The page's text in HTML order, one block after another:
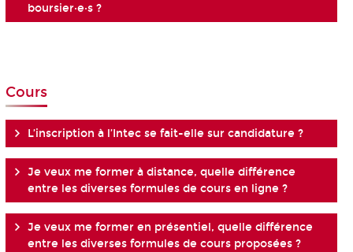
boursier·e·s ?
Cours
L’inscription à l’Intec se fait-elle sur candidature ?
Je veux me former à distance, quelle différence
entre les diverses formules de cours en ligne ?
Je veux me former en présentiel, quelle différence
entre les diverses formules de cours proposées ?